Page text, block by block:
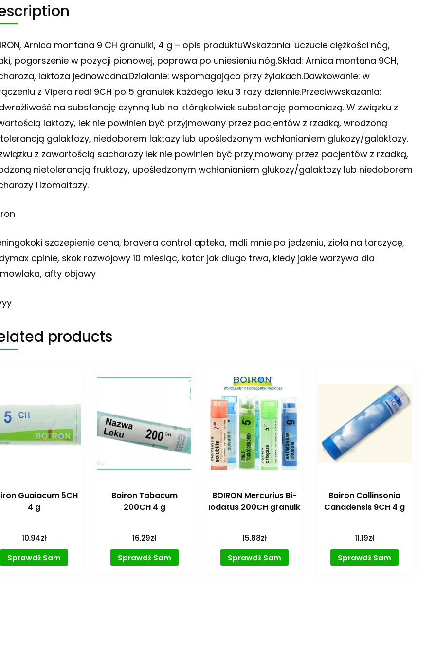
Arnica montana 9 CH granulki, 4 g – opis produktuWskazania: uczucie ciężkości nóg,
pogorszenie w pozycji pionowej, poprawa po uniesieniu nóg.Skład: Arnica montana 9CH,
laktoza jednowodna.Działanie: wspomagająco przy żylakach.Dawkowanie: w
z Vipera redi 9CH po 5 granulek każdego leku 3 razy dziennie.Przeciwwskazania:
na substancję czynną lub na którąkolwiek substancję pomocniczą. W związku z
laktozy, lek nie powinien być przyjmowany przez pacjentów z rzadką, wrodzoną
galaktozy, niedoborem laktazy lub upośledzonym wchłanianiem glukozy/galaktozy.
z zawartością sacharozy lek nie powinien być przyjmowany przez pacjentów z rzadką,
nietolerancją fruktozy, upośledzonym wchłanianiem glukozy/galaktozy lub niedoborem
i izomaltazy.
szczepienie cena, bravera control apteka, mdli mnie po jedzeniu, zioła na tarczycę,
opinie, skok rozwojowy 10 miesiąc, katar jak dlugo trwa, kiedy jakie warzywa dla
afty objawy
products
Guaiacum 5CH
4 g
10,94zł
Sprawdź Sam
Boiron Tabacum
200CH 4 g
16,29zł
Sprawdź Sam
BOIRON Mercurius Bi-
Iodatus 200CH granulk
15,88zł
Sprawdź Sam
Boiron Collinsonia
Canadensis 9CH 4 g
11,19zł
Sprawdź Sam